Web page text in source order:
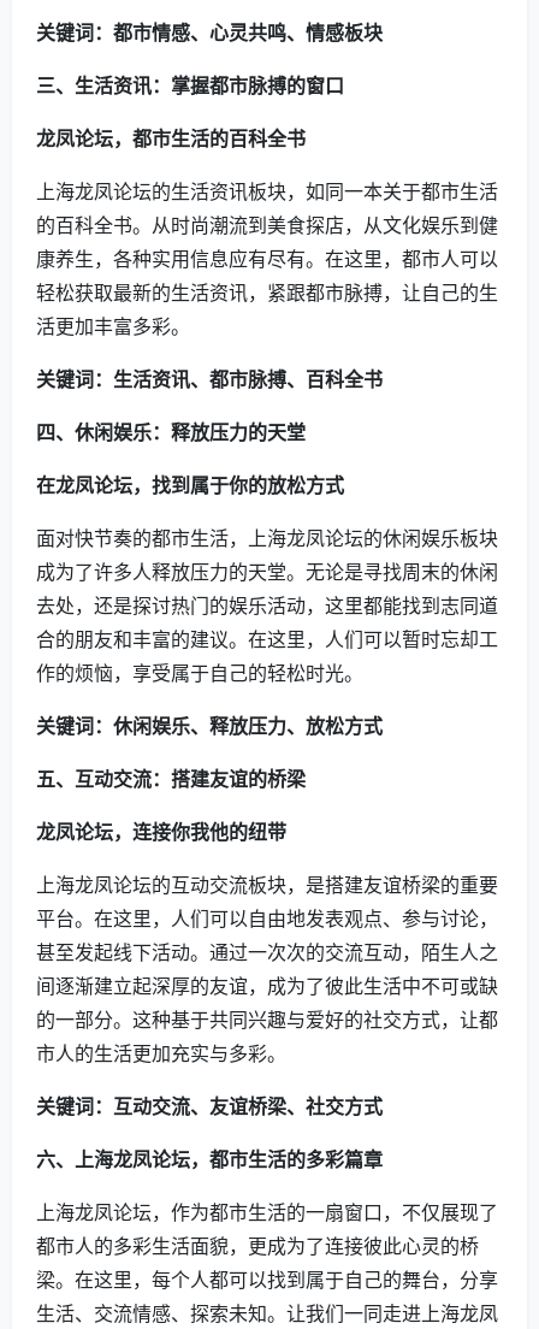
关键词：都市情感、心灵共鸣、情感板块
三、生活资讯：掌握都市脉搏的窗口
龙凤论坛，都市生活的百科全书
上海龙凤论坛的生活资讯板块，如同一本关于都市生活
的百科全书。从时尚潮流到美食探店，从文化娱乐到健
康养生，各种实用信息应有尽有。在这里，都市人可以
轻松获取最新的生活资讯，紧跟都市脉搏，让自己的生
活更加丰富多彩。
关键词：生活资讯、都市脉搏、百科全书
四、休闲娱乐：释放压力的天堂
在龙凤论坛，找到属于你的放松方式
面对快节奏的都市生活，上海龙凤论坛的休闲娱乐板块
成为了许多人释放压力的天堂。无论是寻找周末的休闲
去处，还是探讨热门的娱乐活动，这里都能找到志同道
合的朋友和丰富的建议。在这里，人们可以暂时忘却工
作的烦恼，享受属于自己的轻松时光。
关键词：休闲娱乐、释放压力、放松方式
五、互动交流：搭建友谊的桥梁
龙凤论坛，连接你我他的纽带
上海龙凤论坛的互动交流板块，是搭建友谊桥梁的重要
平台。在这里，人们可以自由地发表观点、参与讨论，
甚至发起线下活动。通过一次次的交流互动，陌生人之
间逐渐建立起深厚的友谊，成为了彼此生活中不可或缺
的一部分。这种基于共同兴趣与爱好的社交方式，让都
市人的生活更加充实与多彩。
关键词：互动交流、友谊桥梁、社交方式
六、上海龙凤论坛，都市生活的多彩篇章
上海龙凤论坛，作为都市生活的一扇窗口，不仅展现了
都市人的多彩生活面貌，更成为了连接彼此心灵的桥
梁。在这里，每个人都可以找到属于自己的舞台，分享
生活、交流情感、探索未知。让我们一同走进上海龙凤